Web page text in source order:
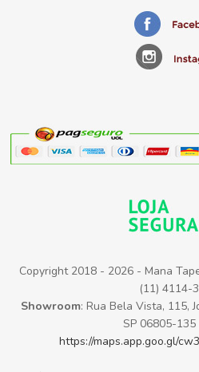
Copyright 2018 - 2026 - Mana
(11) 4114-
Showroom: Rua Bela Vista, 115,
SP 06805-135
https://maps.app.goo.gl/